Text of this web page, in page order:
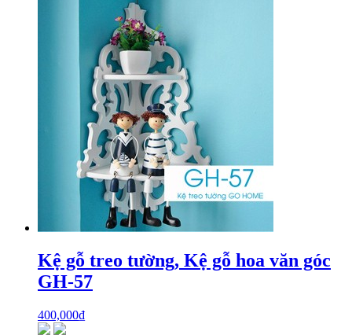
Kệ gỗ treo tường, Kệ gỗ hoa văn góc
GH-57
400,000₫